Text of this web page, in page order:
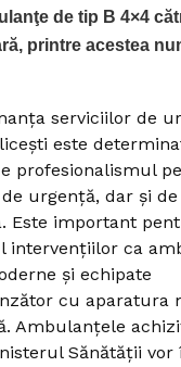
de tip B 4×4
printre acestea
serviciilor de
este
profesionalismul
urgenţă, dar şi
Este important
intervenţiilor ca
şi echipate
cu aparatura
Ambulanţele
Sănătăţii vor